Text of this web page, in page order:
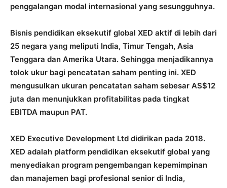
penggalangan modal internasional yang sesungguhnya.
Bisnis pendidikan eksekutif global XED aktif di lebih dari
25 negara yang meliputi India, Timur Tengah, Asia
Tenggara dan Amerika Utara. Sehingga menjadikannya
tolok ukur bagi pencatatan saham penting ini. XED
mengusulkan ukuran pencatatan saham sebesar AS$12
juta dan menunjukkan profitabilitas pada tingkat
EBITDA maupun PAT.
XED Executive Development Ltd didirikan pada 2018.
XED adalah platform pendidikan eksekutif global yang
menyediakan program pengembangan kepemimpinan
dan manajemen bagi profesional senior di India,